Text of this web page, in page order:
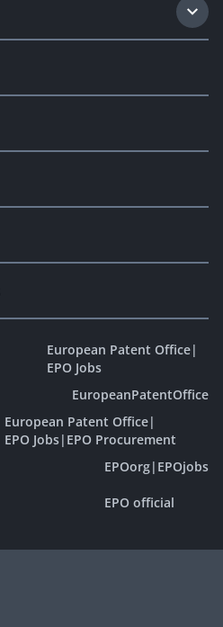
European Patent Office|
EPO Jobs
EuropeanPatentOffice
European Patent Office|
EPO Jobs| EPO Procurement
EPOorg| EPOjobs
EPO official